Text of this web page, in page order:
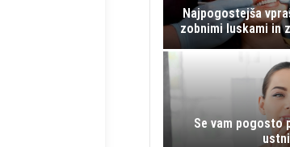
Najpogostejša
zobnimi luskami in
Se vam pogosto